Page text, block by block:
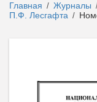
Главная / Журналы
П.Ф. Лесгафта /